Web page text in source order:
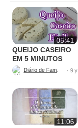
05:41
QUEIJO CASEIRO
EM 5 MINUTOS
COM 2
INGREDIENTES
Diário de Família · 9 y
11:06